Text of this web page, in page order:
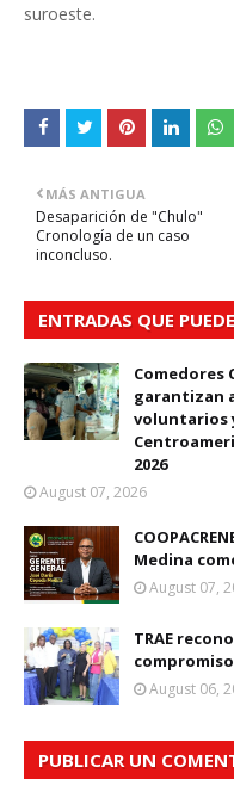
suroeste.
MÁS ANTIGUA
Desaparición de "Chulo"
Cronología de un caso
inconcluso.
ENTRADAS QUE
Comedores
garantizan
voluntarios
2026
August 07, 2026
Medina
August 07,
TRAE
August 06,
PUBLICAR UN